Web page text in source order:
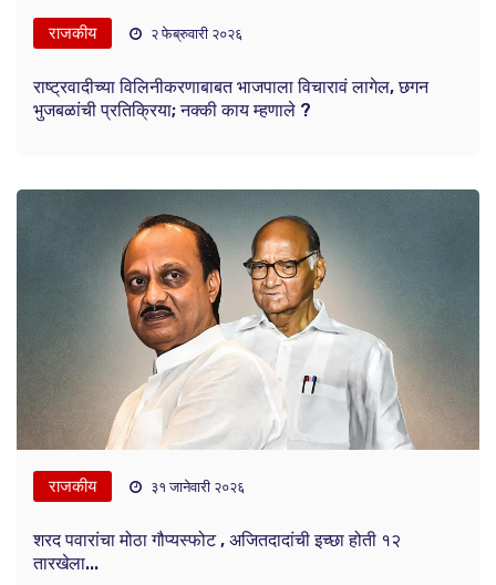
राजकीय २ फेब्रुवारी २०२६
राष्ट्रवादीच्या विलिनीकरणाबाबत भाजपाला विचारावं लागेल, छगन
भुजबळांची प्रतिक्रिया; नक्की काय म्हणाले ?
राजकीय ३१ जानेवारी २०२६
शरद पवारांचा मोठा गौप्यस्फोट , अजितदादांची इच्छा होती १२
तारखेला...